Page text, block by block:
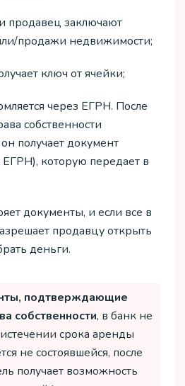
продавец заключают
продажи недвижимости;
ключ от ячейки;
через ЕГРН. После
собственности
получает документ
которую передает в
документы, и если все в
продавцу открыть
деньги.
подтверждающие
собственности, в банк не
срока аренды
не состоявшейся, после
получает возможность